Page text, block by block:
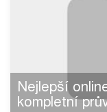
Nejlepší
kompletní